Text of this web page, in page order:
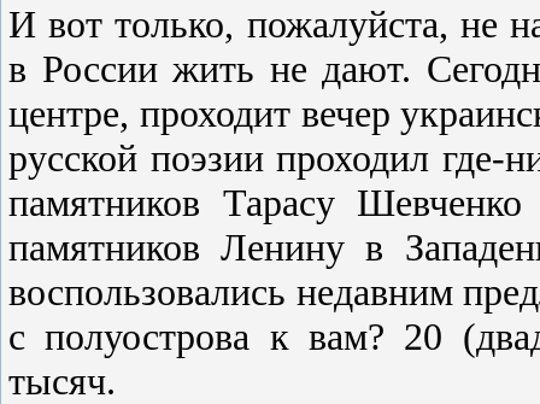
И вот только, пожалуйста, не
в России жить не дают.
центре, проходит вечер
русской поэзии проходил где-
памятников Тарасу
памятников Ленину в
воспользовались недавним
с полуострова к вам? 20
тысяч.